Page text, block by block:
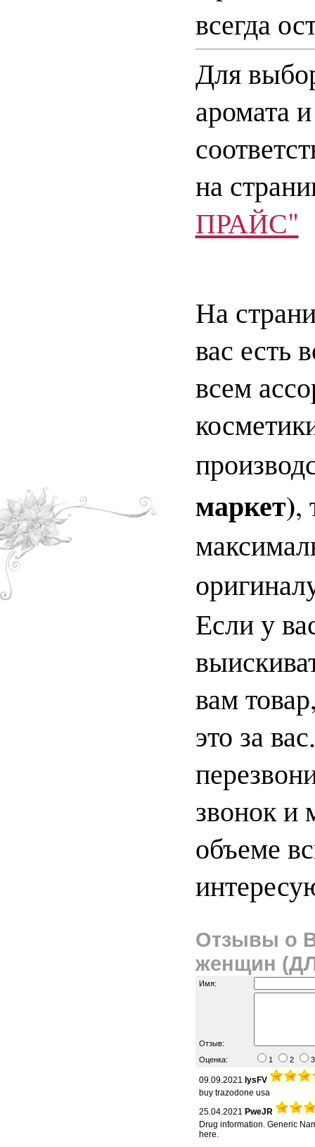
всегда
Для
аромата
на
ПРАЙС"
На
вас есть
всем
маркет),
Если у
вам
это за
звонок и
объеме
Отзывы о
женщин
Имя:
Отзыв:
Оценка:
1 2
09.09.2021 IysFV
buy trazodone usa
25.04.2021 PweJR
Drug information. Generic
here.